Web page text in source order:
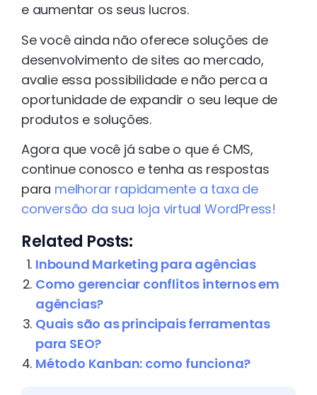
e aumentar os seus lucros.
Se você ainda não oferece soluções de
desenvolvimento de sites ao mercado,
avalie essa possibilidade e não perca a
oportunidade de expandir o seu leque de
produtos e soluções.
Agora que você já sabe o que é CMS,
continue conosco e tenha as respostas
para melhorar rapidamente a taxa de
conversão da sua loja virtual WordPress!
Related Posts:
Inbound Marketing para agências
Como gerenciar conflitos internos em
agências?
Quais são as principais ferramentas
para SEO?
Método Kanban: como funciona?